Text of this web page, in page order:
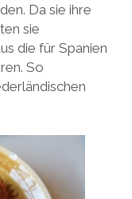
Da sie ihre
sie
die für Spanien
So